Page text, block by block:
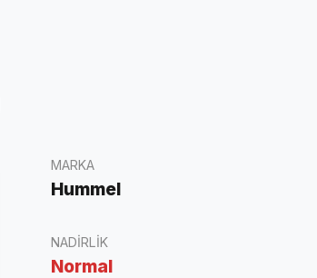
MARKA
Hummel
NADIRLIK
Normal